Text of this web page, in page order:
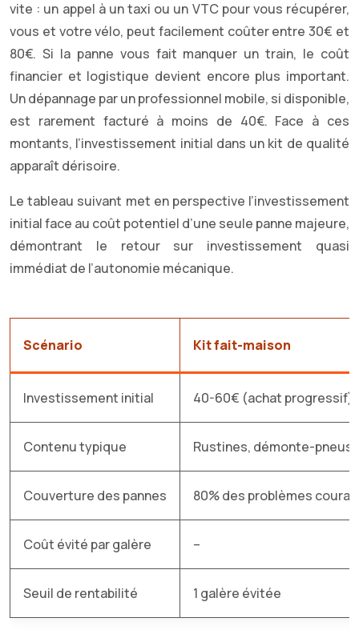
vite : un appel à un taxi ou un VTC pour vous récupérer,
vous et votre vélo, peut facilement coûter entre 30€ et
80€. Si la panne vous fait manquer un train, le coût
financier et logistique devient encore plus important.
Un dépannage par un professionnel mobile, si disponible,
est rarement facturé à moins de 40€. Face à ces
montants, l’investissement initial dans un kit de qualité
apparaît dérisoire.
Le tableau suivant met en perspective l’investissement
initial face au coût potentiel d’une seule panne majeure,
démontrant le retour sur investissement quasi
immédiat de l’autonomie mécanique.
Scénario Kit fait-maison
Investissement initial 40-60€ (achat progressif)
Contenu typique Rustines, démonte-
Couverture des pannes 80% des problèmes
Coût évité par galère –
Seuil de rentabilité 1 galère évitée